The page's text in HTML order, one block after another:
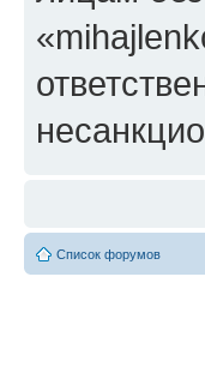
Список форумов